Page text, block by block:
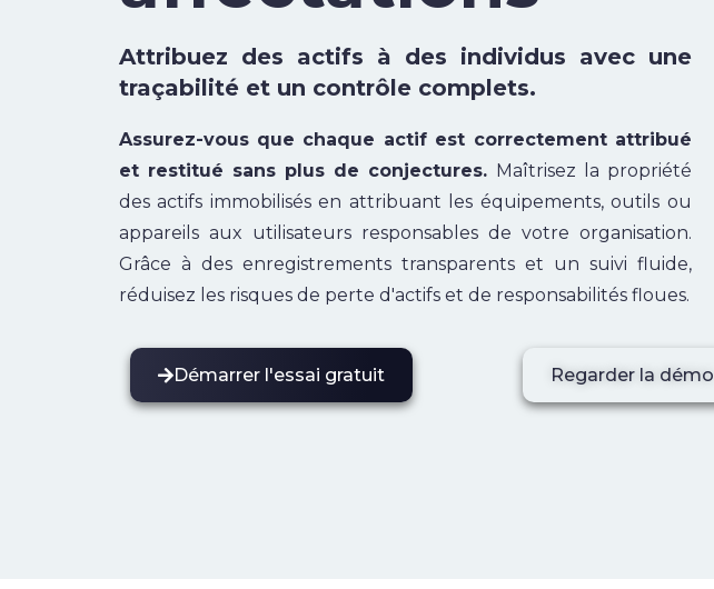
Attribuez des actifs à des individus avec une
traçabilité et un contrôle complets.
Assurez-vous que chaque actif est correctement attribué
et restitué sans plus de conjectures. Maîtrisez la propriété
des actifs immobilisés en attribuant les équipements, outils ou
appareils aux utilisateurs responsables de votre organisation.
Grâce à des enregistrements transparents et un suivi fluide,
réduisez les risques de perte d'actifs et de responsabilités floues.
Démarrer l'essai gratuit Regarder la démo